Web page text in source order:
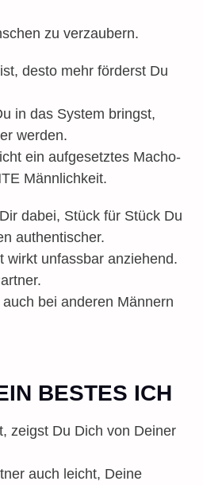
zu verzaubern.
desto mehr förderst Du
in das System bringst,
werden.
ein aufgesetztes Macho-
Männlichkeit.
dabei, Stück für Stück Du
authentischer.
wirkt unfassbar anziehend.
bei anderen Männern
BESTES ICH
zeigst Du Dich von Deiner
auch leicht, Deine